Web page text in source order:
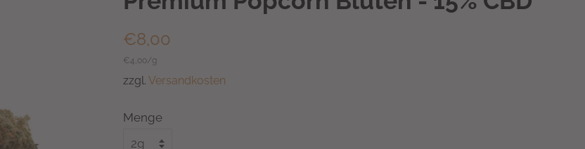
Normaler
Preis
€8,00
Einzelpreis
€4,00/pro
g
zzgl. Versandkosten
Menge